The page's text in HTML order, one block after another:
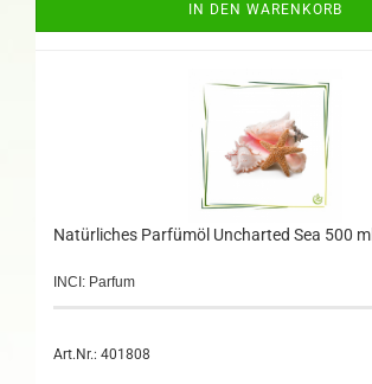
IN DEN WARENKORB
Natürliches Parfümöl Uncharted Sea 500 ml
INCI: Parfum
Art.Nr.: 401808